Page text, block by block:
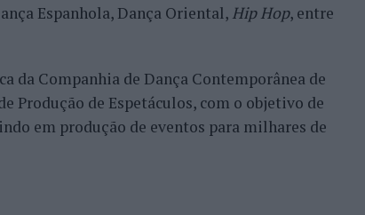
Espanhola, Dança Oriental, Hip Hop, entre
da Companhia de Dança Contemporânea de
Produção de Espetáculos, com o objetivo de
em produção de eventos para milhares de